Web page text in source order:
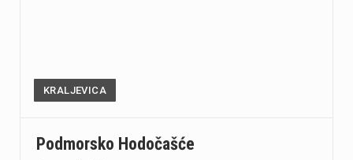
KRALJEVICA
Podmorsko Hodočašće